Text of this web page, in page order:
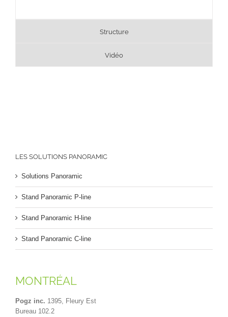
Structure
Vidéo
LES SOLUTIONS PANORAMIC
Solutions Panoramic
Stand Panoramic P-line
Stand Panoramic H-line
Stand Panoramic C-line
MONTRÉAL
Pogz inc. 1395, Fleury Est
Bureau 102.2